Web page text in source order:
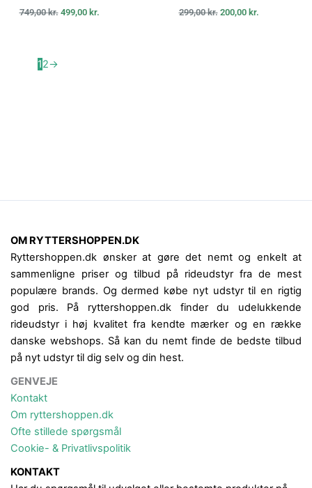
749,00kr. 499,00 kr. 299,00kr. 200,00 kr.
12→
OM RYTTERSHOPPEN.DK
Ryttershoppen.dk ønsker at gøre det nemt og enkelt at
sammenligne priser og tilbud på rideudstyr fra de mest
populære brands. Og dermed købe nyt udstyr til en rigtig
god pris. På ryttershoppen.dk finder du udelukkende
rideudstyr i høj kvalitet fra kendte mærker og en række
danske webshops. Så kan du nemt finde de bedste tilbud
på nyt udstyr til dig selv og din hest.
GENVEJE
Kontakt
Om ryttershoppen.dk
Ofte stillede spørgsmål
Cookie- & Privatlivspolitik
KONTAKT